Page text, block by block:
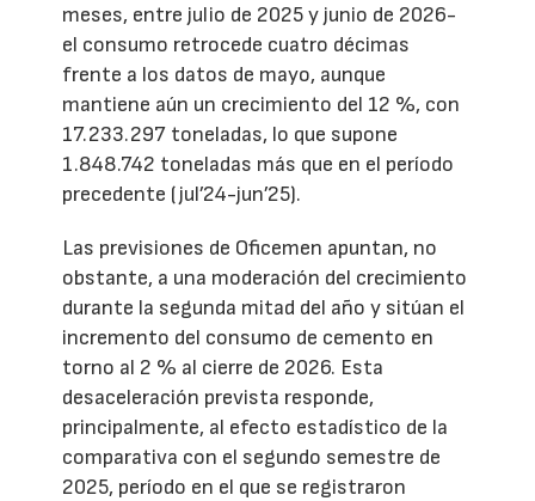
meses, entre julio de 2025 y junio de 2026-
el consumo retrocede cuatro décimas
frente a los datos de mayo, aunque
mantiene aún un crecimiento del 12 %, con
17.233.297 toneladas, lo que supone
1.848.742 toneladas más que en el período
precedente (jul’24-jun’25).
Las previsiones de Oficemen apuntan, no
obstante, a una moderación del crecimiento
durante la segunda mitad del año y sitúan el
incremento del consumo de cemento en
torno al 2 % al cierre de 2026. Esta
desaceleración prevista responde,
principalmente, al efecto estadístico de la
comparativa con el segundo semestre de
2025, período en el que se registraron